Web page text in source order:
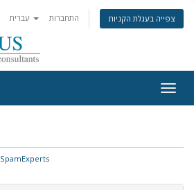
התחברות צפייה בעגלת הקניות
SpamExperts